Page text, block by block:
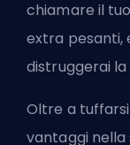
chiamare il
extra pesanti,
distruggerai
Oltre a
vantaggi nella